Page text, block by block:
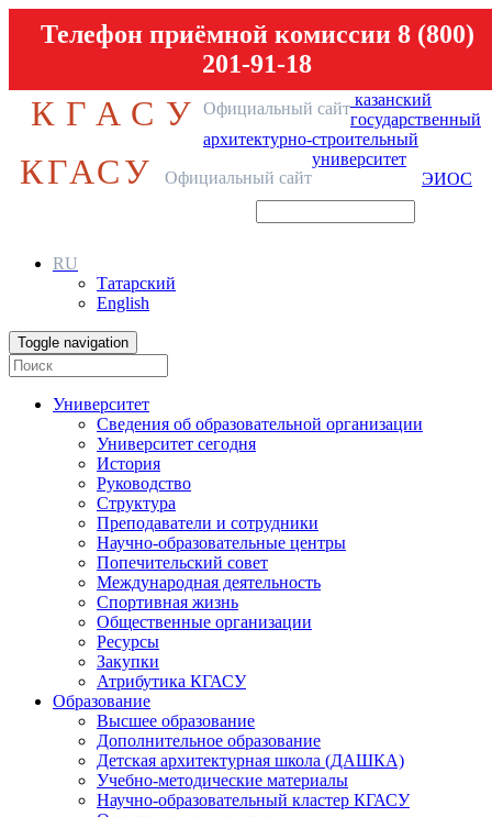
Телефон приёмной комиссии 8 (800)
201-91-18
КГАСУ Официальный сайт казанский
государственный
архитектурно-строительный
университет
КГАСУ Официальный сайт ЭИОС
RU
Татарский
English
Toggle navigation
Университет
Сведения об образовательной организации
Университет сегодня
История
Руководство
Структура
Преподаватели и сотрудники
Научно-образовательные центры
Попечительский совет
Международная деятельность
Спортивная жизнь
Общественные организации
Ресурсы
Закупки
Атрибутика КГАСУ
Образование
Высшее образование
Дополнительное образование
Детская архитектурная школа (ДАШКА)
Учебно-методические материалы
Научно-образовательный кластер КГАСУ